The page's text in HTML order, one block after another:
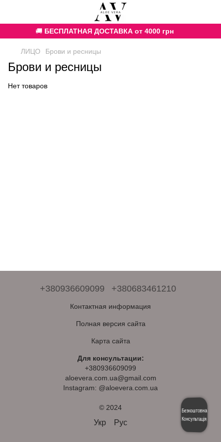
🚚 БЕСПЛАТНАЯ ДОСТАВКА от 4000 грн
ЛИЦО Брови и ресницы
Брови и ресницы
Нет товаров
+380936609099 +380683461210
Контактная информация
Полная версия сайта
Карта сайта
Для консультации:
+380936609099
aloevera.com.ua@gmail.com
Instagram: @aloevera.com.ua
© 2024
Укр Рус
Безкоштовна
Консультація